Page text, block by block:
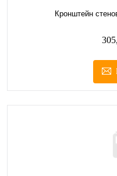
Кронштейн